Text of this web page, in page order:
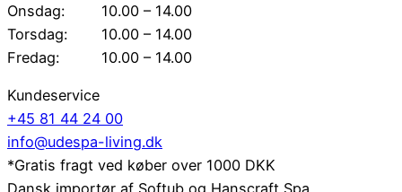
Onsdag:
10.00 – 14.00
Torsdag:
10.00 – 14.00
Fredag:
10.00 – 14.00
Kundeservice
+45 81 44 24 00
info@udespa-living.dk
*Gratis fragt ved køber over 1000 DKK